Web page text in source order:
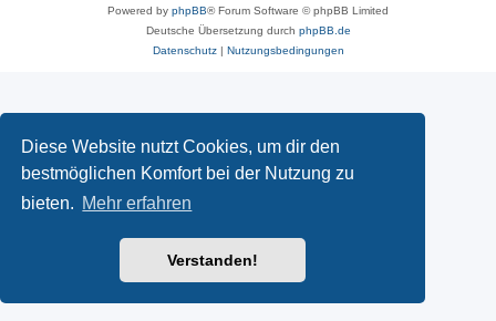
Diese Website nutzt Cookies, um dir den
bestmöglichen Komfort bei der Nutzung zu
bieten. Mehr erfahren
Verstanden!
Powered by phpBB® Forum Software © phpBB Limited
Deutsche Übersetzung durch phpBB.de
Datenschutz| Nutzungsbedingungen